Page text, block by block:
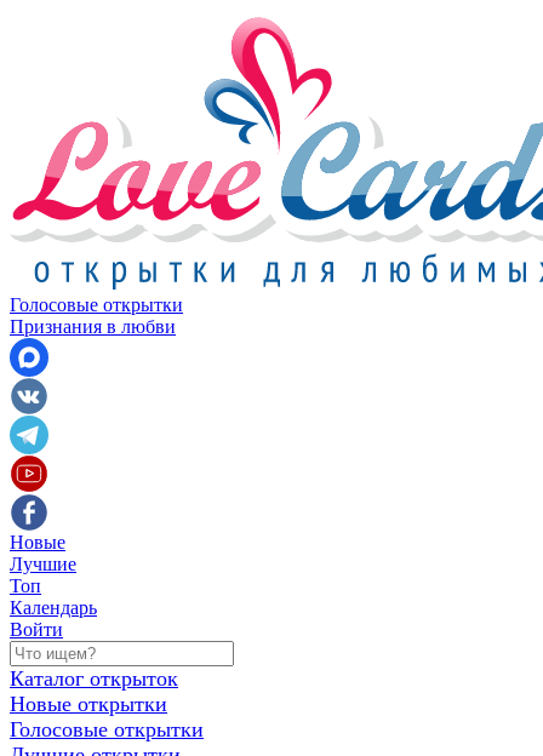
Голосовые открытки
Признания в любви
Новые
Лучшие
Топ
Календарь
Войти
Каталог открыток
Новые открытки
Голосовые открытки